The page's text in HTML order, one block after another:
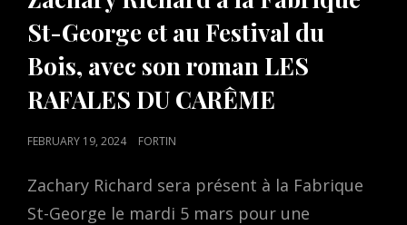
St-George et au Festival du
Bois, avec son roman LES
RAFALES DU CARÊME
POSTED
FEBRUARY 19, 2024 FORTIN
Zachary Richard sera présent à la Fabrique
St-George le mardi 5 mars pour une